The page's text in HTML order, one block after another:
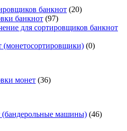
банкнот (20)
банкнот (97)
для сортировщиков банкнот
(0)
монет (36)
машины) (46)